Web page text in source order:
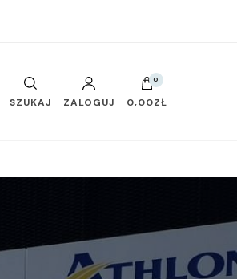
SZUKAJ ZALOGUJ
0
0,00ZŁ